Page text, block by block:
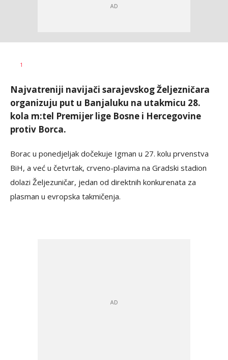
AUTOR
1
Najvatreniji navijači sarajevskog Željezničara
organizuju put u Banjaluku na utakmicu 28.
kola m:tel Premijer lige Bosne i Hercegovine
protiv Borca.
Borac u ponedjeljak dočekuje Igman u 27. kolu prvenstva
BiH, a već u četvrtak, crveno-plavima na Gradski stadion
dolazi Željezuničar, jedan od direktnih konkurenata za
plasman u evropska takmičenja.